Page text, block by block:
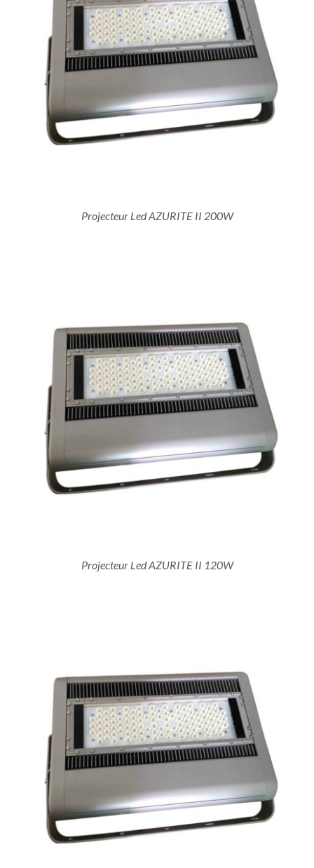
Projecteur Led AZURITE II 200W
Projecteur Led AZURITE II 120W